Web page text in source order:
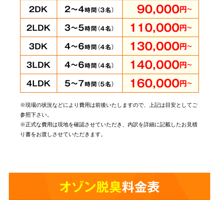
2DK 2～4時間（3名） 90,000円～
2LDK 3～5時間（4名） 110,000円～
3DK 4～6時間（4名） 130,000円～
3LDK 4～6時間（4名） 140,000円～
4LDK 5～7時間（5名） 160,000円～
※現場の状況などにより費用は前後いたしますので、上記は目安としてご
参照下さい。
※正式な費用は現地を確認させていただき、内訳を詳細に記載したお見積
り書をお渡しさせていただきます。
オゾン脱臭料金表